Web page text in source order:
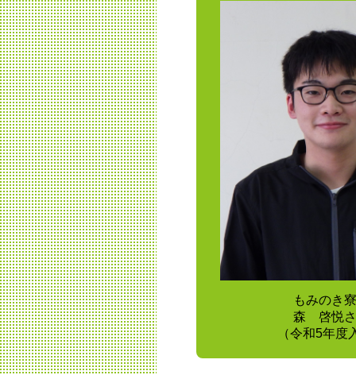
もみの
森 啓悦
（令和5年度